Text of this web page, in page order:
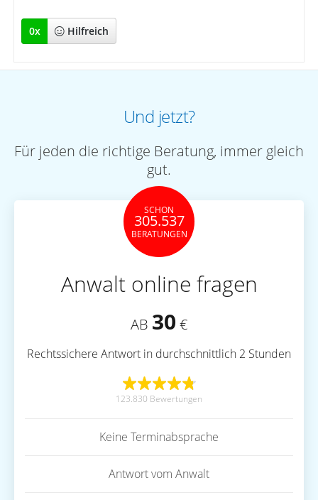
0x Hilfreich
Und jetzt?
Für jeden die richtige Beratung, immer gleich
gut.
SCHON
305.537
BERATUNGEN
Anwalt online fragen
AB 30 €
Rechtssichere Antwort in durchschnittlich 2 Stunden
123.830 Bewertungen
Keine Terminabsprache
Antwort vom Anwalt